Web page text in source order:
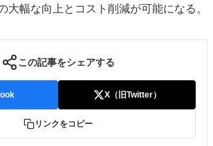
大幅な向上とコスト削減が可能になる。
この記事をシェアする
X（旧Twitter）
リンクをコピー